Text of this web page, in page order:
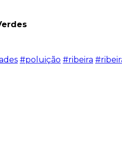
#poluição #ribeira